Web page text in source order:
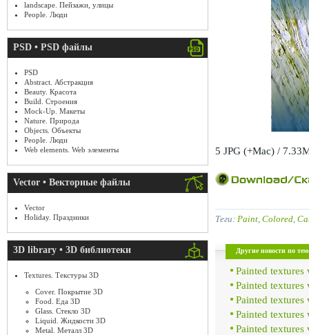
landscape. Пейзажи, улицы
People. Люди
PSD • PSD файлы
PSD
Abstract. Абстракция
Beauty. Красота
Build. Строения
Mock-Up. Макеты
Nature. Природа
Objects. Объекты
People. Люди
Web elements. Web элементы
Vector • Векторные файлы
Vector
Holiday. Праздники
3D library • 3D библиотеки
Textures. Текстуры 3D
Cover. Покрытие 3D
Food. Еда 3D
Glass. Стекло 3D
Liquid. Жидкости 3D
Metal. Металл 3D
5 JPG (+Mac) /
Теги: Paint Colored
Другие новости по
Painted
Painted
Painted
Painted
Painted